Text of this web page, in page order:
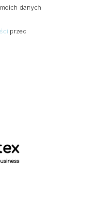
danych
przed